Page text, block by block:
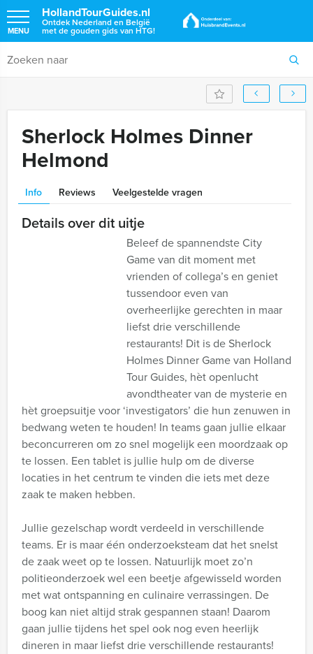
HollandTourGuides.nl
Ontdek Nederland en België
met de gouden gids van HTG!
MENU
Sherlock Holmes Dinner
Helmond
Info Reviews Veelgestelde vragen
Details over dit uitje
Beleef de spannendste City
Game van dit moment met
vrienden of collega’s en geniet
tussendoor even van
overheerlijke gerechten in maar
liefst drie verschillende
restaurants! Dit is de Sherlock
Holmes Dinner Game van Holland
Tour Guides, hèt openlucht
avondtheater van de mysterie en
hèt groepsuitje voor ‘investigators’ die hun zenuwen in
bedwang weten te houden! In teams gaan jullie elkaar
beconcurreren om zo snel mogelijk een moordzaak op
te lossen. Een tablet is jullie hulp om de diverse
locaties in het centrum te vinden die iets met deze
zaak te maken hebben.
Jullie gezelschap wordt verdeeld in verschillende
teams. Er is maar één onderzoeksteam dat het snelst
de zaak weet op te lossen. Natuurlijk moet zo’n
politieonderzoek wel een beetje afgewisseld worden
met wat ontspanning en culinaire verrassingen. De
boog kan niet altijd strak gespannen staan! Daarom
gaan jullie tijdens het spel ook nog even heerlijk
dineren in maar liefst drie verschillende restaurants!